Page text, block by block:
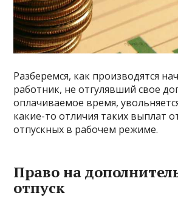
Разберемся, как производятся
работник, не отгулявший свое
оплачиваемое время,
какие-то отличия таких выплат
отпускных в рабочем режиме.
Право на
отпуск